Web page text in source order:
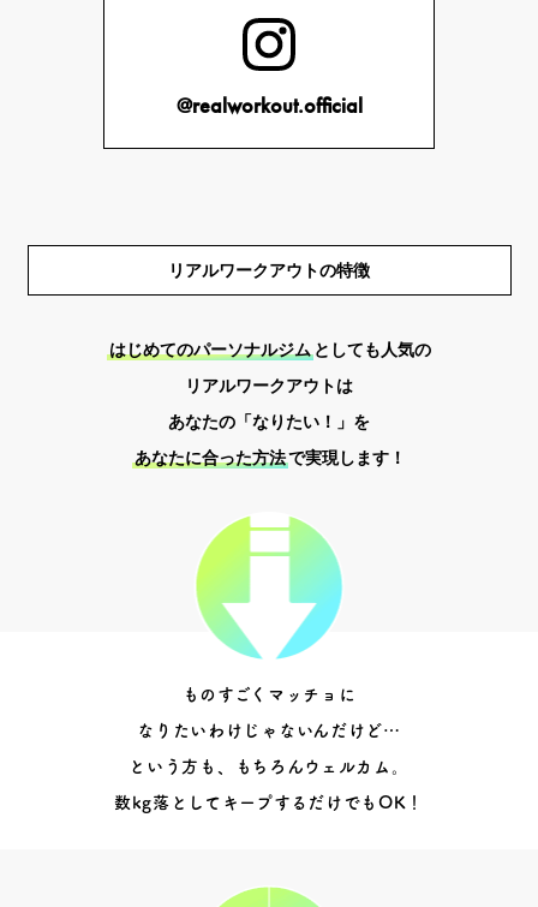
@realworkout.official
リアルワークアウトの特徴
はじめてのパーソナルジム としても人気の
リアルワークアウトは
あなたの「なりたい！」を
あなたに合った方法で実現します！
ものすごくマッチョに
なりたいわけじゃないんだけど…
という方も、もちろんウェルカム。
数kg落としてキープするだけでもOK！